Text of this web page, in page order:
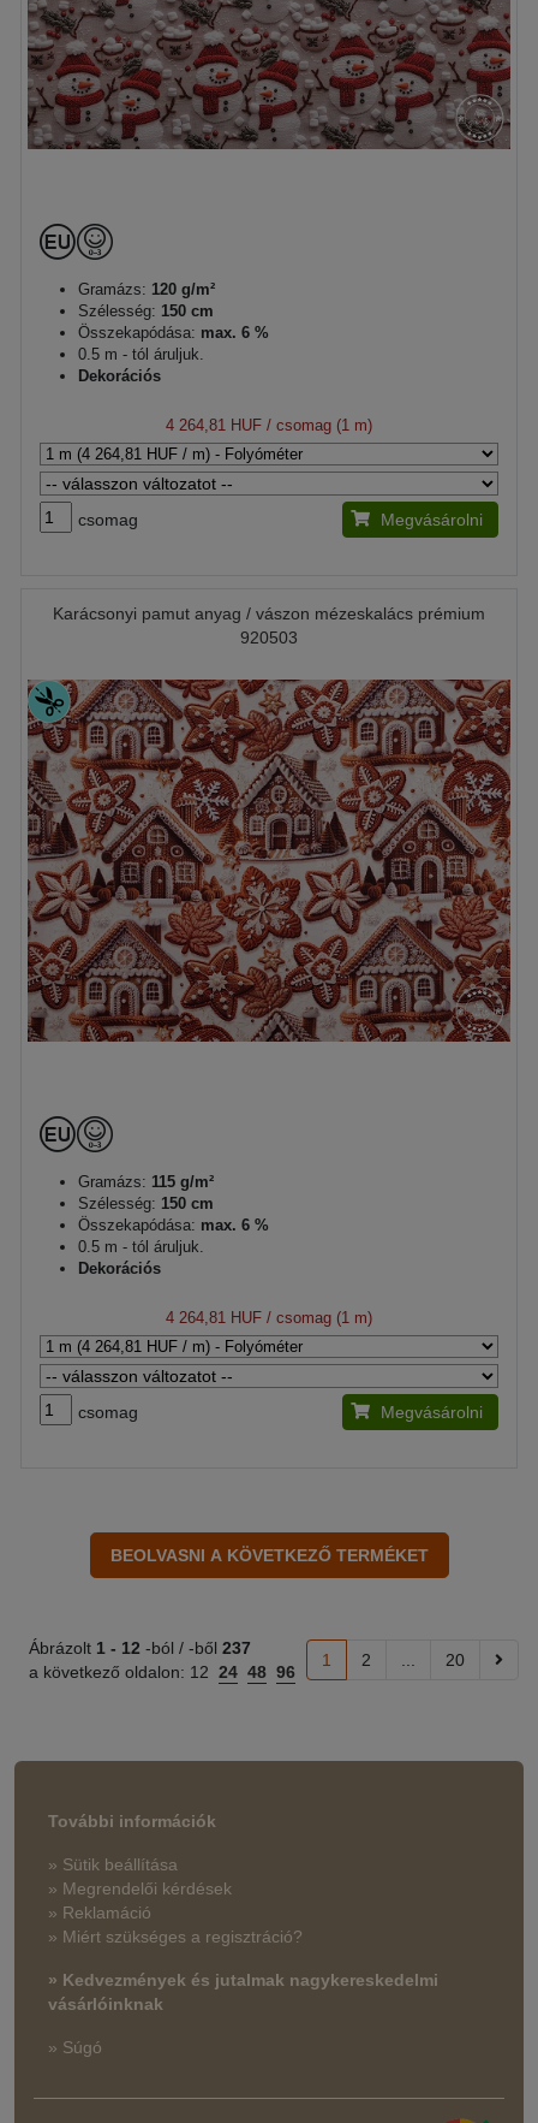
Gramázs: 120 g/m²
Szélesség: 150 cm
Összekapódása: max. 6 %
0.5 m - tól áruljuk.
Dekorációs
4 264,81 HUF / csomag (1 m)
csomag Megvásárolni
Karácsonyi pamut anyag / vászon mézeskalács prémium
920503
Gramázs: 115 g/m²
Szélesség: 150 cm
Összekapódása: max. 6 %
0.5 m - tól áruljuk.
Dekorációs
4 264,81 HUF / csomag (1 m)
csomag Megvásárolni
Ábrázolt 1 - 12 -ból / -ből 237
a következő oldalon: 12 24 48 96
1 2 20
További információk
» Sütik beállítása
» Megrendelői kérdések
» Reklamáció
» Miért szükséges a regisztráció?
» Kedvezmények és jutalmak nagykereskedelmi
vásárlóinknak
» Súgó